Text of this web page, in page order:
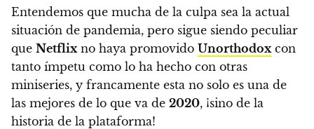
Entendemos que mucha de la culpa sea la actual
situación de pandemia, pero sigue siendo peculiar
que Netflix no haya promovido Unorthodox con
tanto ímpetu como lo ha hecho con otras
miniseries, y francamente esta no solo es una de
las mejores de lo que va de 2020, ¡sino de la
historia de la plataforma!